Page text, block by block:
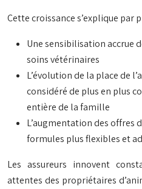
Cette croissance s’explique par
Une sensibilisation accrue
soins vétérinaires
L’évolution de la place de
considéré de plus en plus
entière de la famille
L’augmentation des offres
formules plus flexibles et
Les assureurs innovent
attentes des propriétaires